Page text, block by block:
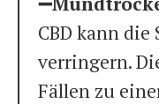
CBD kann
verringern.
Fällen zu